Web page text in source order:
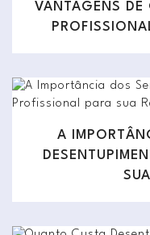
VANTAGENS DE
A